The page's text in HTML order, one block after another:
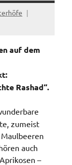
auf dem
Rashad“.
zumeist
auch
–